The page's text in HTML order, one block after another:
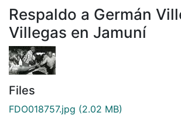
Respaldo a Germán
Villegas en Jamuní
Files
FDO018757.jpg (2.02 MB)